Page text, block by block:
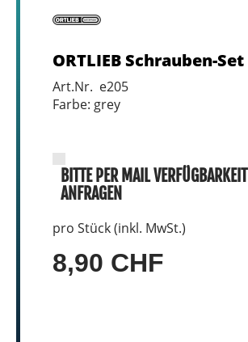
ORTLIEB Schrauben-Set
Art.Nr. e205
Farbe: grey
BITTE PER MAIL VERFÜGBARKEIT
ANFRAGEN
pro Stück (inkl. MwSt.)
8,90 CHF